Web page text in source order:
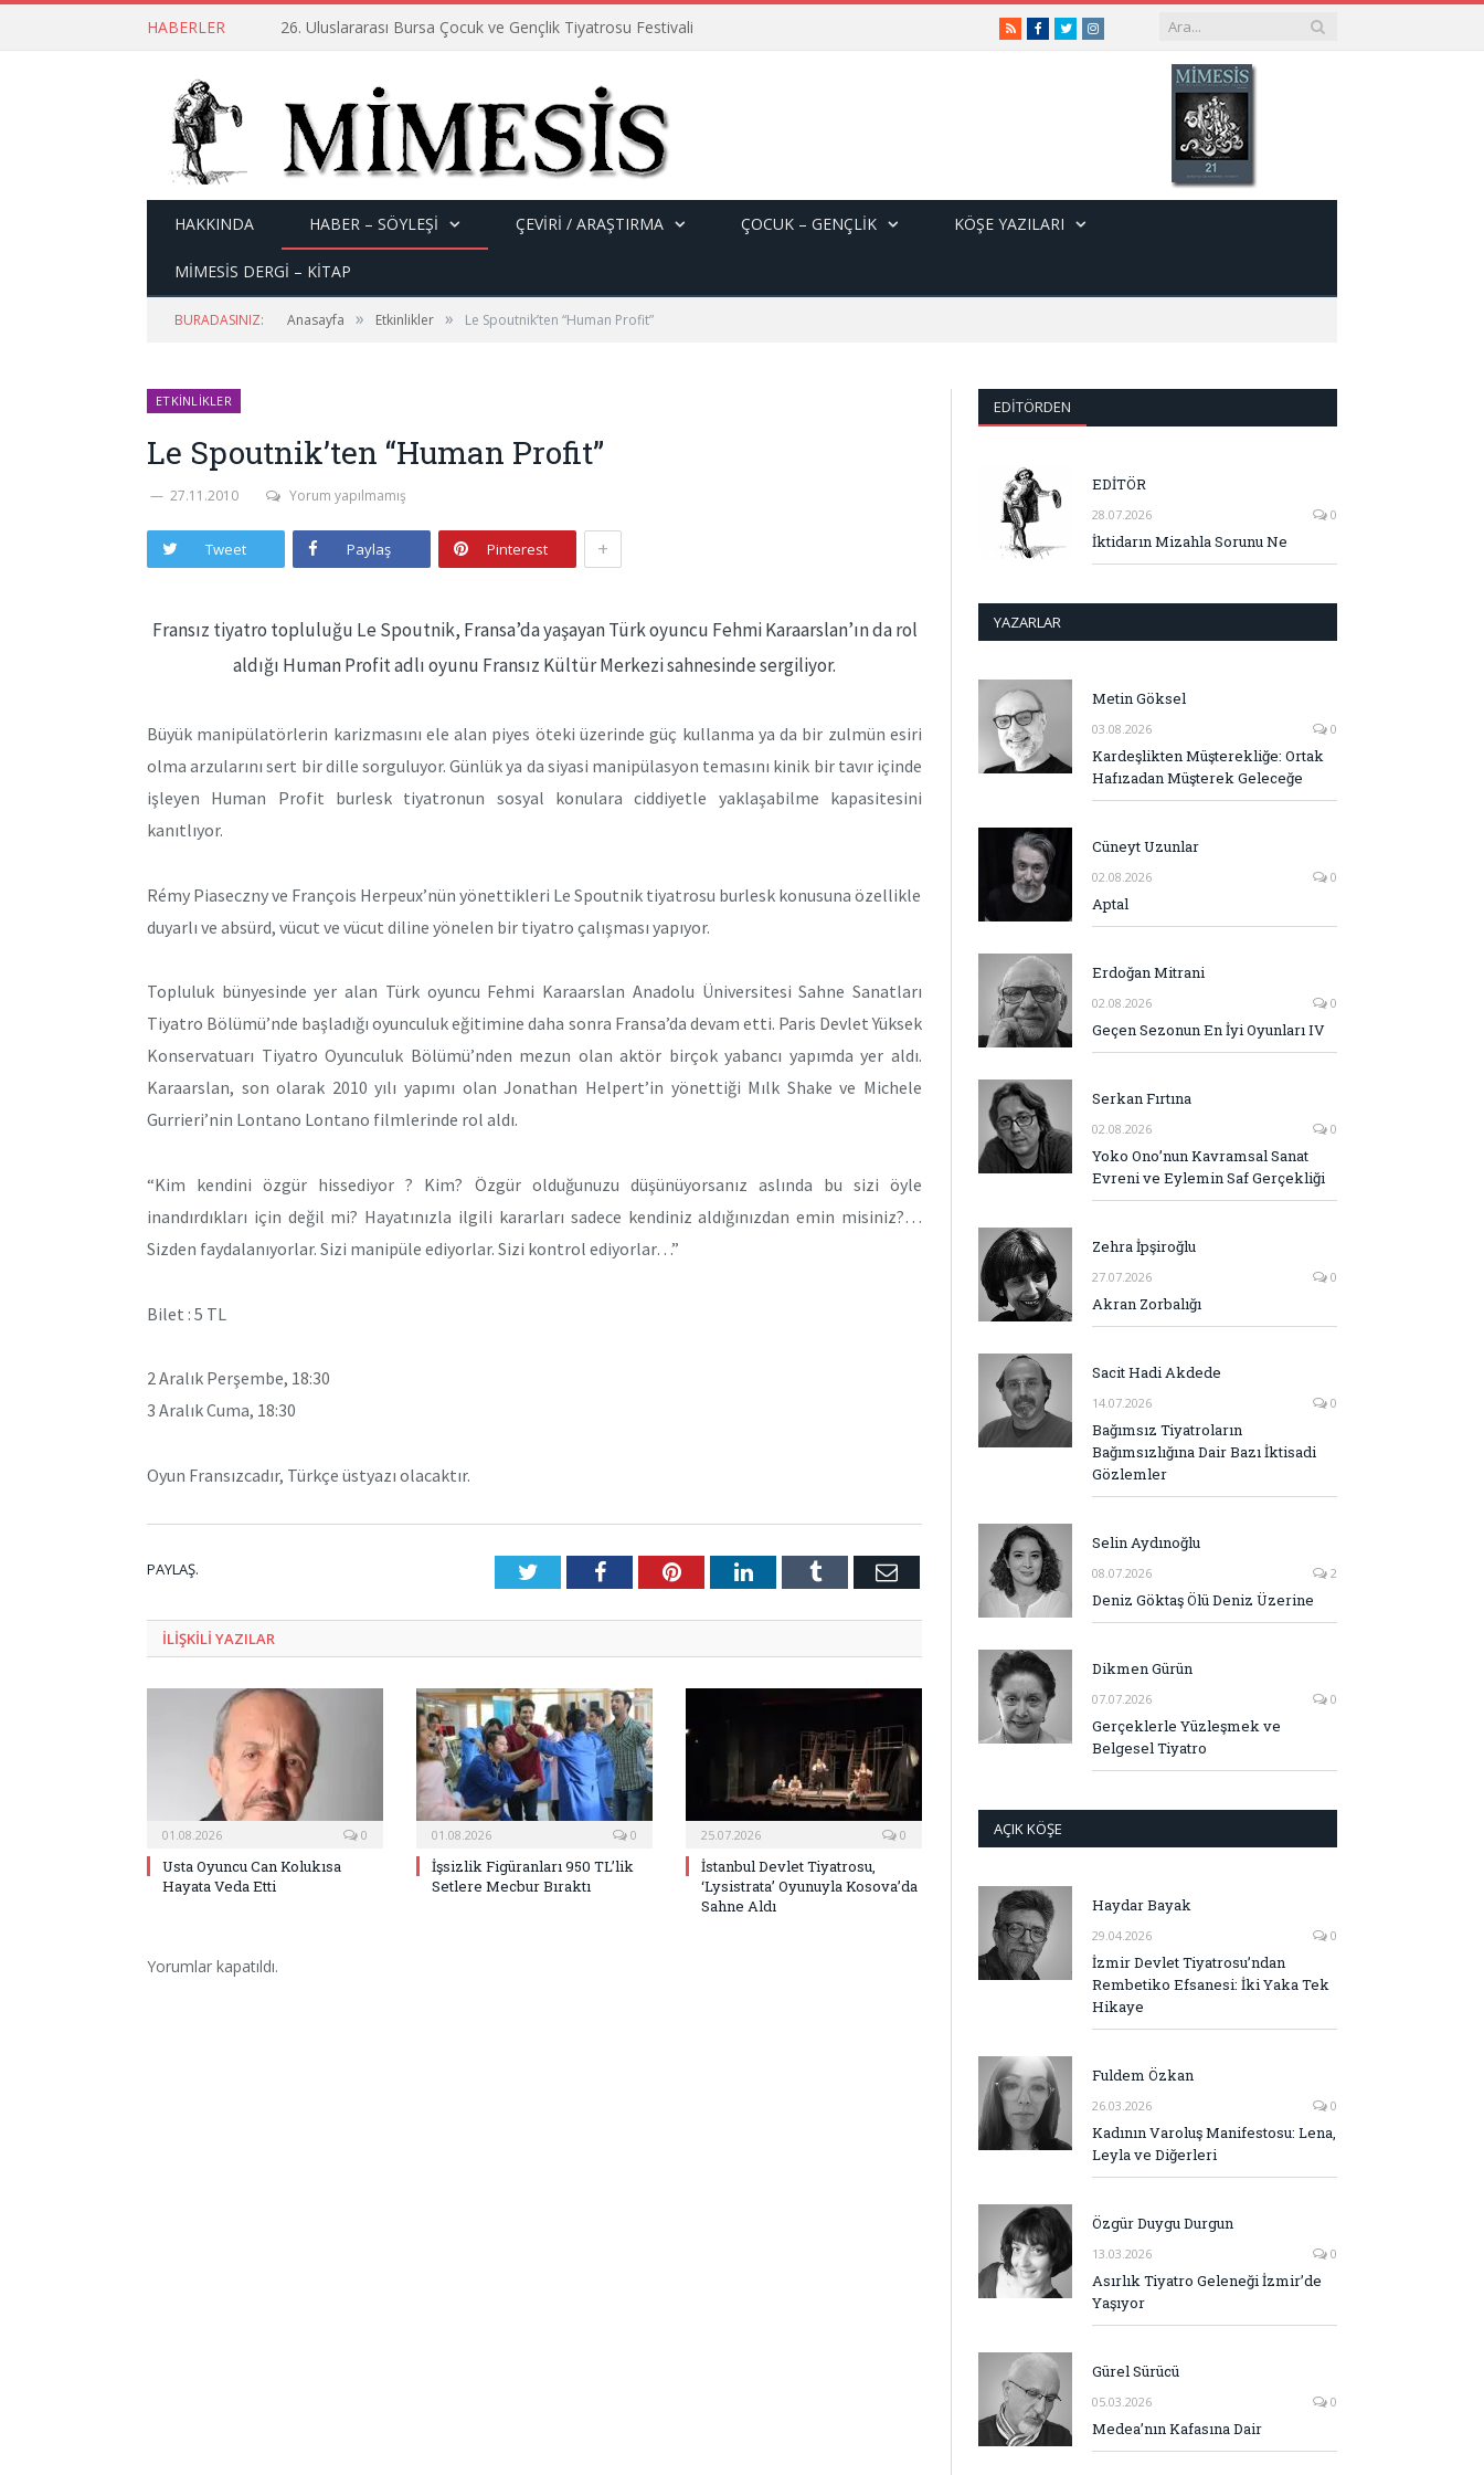
HABERLER 26. Uluslararası Bursa Çocuk ve Gençlik Tiyatrosu Festivali RSSFacebook
TwitterInstagram
HAKKINDA HABER – SÖYLEŞI ÇEVİRİ / ARAŞTIRMA ÇOCUK – GENÇLIK KÖŞE YAZILARI
MİMESİS DERGİ – KİTAP
BURADASINIZ: Anasayfa » Etkinlikler » Le Spoutnik’ten “Human Profit”
ETKINLIKLER
Le Spoutnik’ten “Human Profit”
27.11.2010 Yorum yapılmamış
Tweet Paylaş Pinterest +
Fransız tiyatro topluluğu Le Spoutnik, Fransa’da yaşayan Türk oyuncu Fehmi Karaarslan’ın da rol
aldığı Human Profit adlı oyunu Fransız Kültür Merkezi sahnesinde sergiliyor.
Büyük manipülatörlerin karizmasını ele alan piyes öteki üzerinde güç kullanma ya da bir zulmün esiri
olma arzularını sert bir dille sorguluyor. Günlük ya da siyasi manipülasyon temasını kinik bir tavır içinde
işleyen Human Profit burlesk tiyatronun sosyal konulara ciddiyetle yaklaşabilme kapasitesini
kanıtlıyor.
Rémy Piaseczny ve François Herpeux’nün yönettikleri Le Spoutnik tiyatrosu burlesk konusuna özellikle
duyarlı ve absürd, vücut ve vücut diline yönelen bir tiyatro çalışması yapıyor.
Topluluk bünyesinde yer alan Türk oyuncu Fehmi Karaarslan Anadolu Üniversitesi Sahne Sanatları
Tiyatro Bölümü’nde başladığı oyunculuk eğitimine daha sonra Fransa’da devam etti. Paris Devlet Yüksek
Konservatuarı Tiyatro Oyunculuk Bölümü’nden mezun olan aktör birçok yabancı yapımda yer aldı.
Karaarslan, son olarak 2010 yılı yapımı olan Jonathan Helpert’in yönettiği Mılk Shake ve Michele
Gurrieri’nin Lontano Lontano filmlerinde rol aldı.
“Kim kendini özgür hissediyor ? Kim? Özgür olduğunuzu düşünüyorsanız aslında bu sizi öyle
inandırdıkları için değil mi? Hayatınızla ilgili kararları sadece kendiniz aldığınızdan emin misiniz?…
Sizden faydalanıyorlar. Sizi manipüle ediyorlar. Sizi kontrol ediyorlar…”
Bilet : 5 TL
2 Aralık Perşembe, 18:30
3 Aralık Cuma, 18:30
Oyun Fransızcadır, Türkçe üstyazı olacaktır.
PAYLAŞ. TwitterFacebookPinterestLinkedInTumblr E-
ILIŞKILI YAZILAR
01.08.2026 0
Usta Oyuncu Can Kolukısa
Hayata Veda Etti
01.08.2026 0
İşsizlik Figüranları 950 TL’lik
Setlere Mecbur Bıraktı
25.07.2026 0
İstanbul Devlet Tiyatrosu,
‘Lysistrata’ Oyunuyla Kosova’da
Sahne Aldı
Yorumlar kapatıldı.
EDITÖRDEN
EDİTÖR
28.07.2026 0
İktidarın Mizahla Sorunu Ne
YAZARLAR
Metin Göksel
03.08.2026 0
Kardeşlikten Müşterekliğe: Ortak
Hafızadan Müşterek Geleceğe
Cüneyt Uzunlar
02.08.2026 0
Aptal
Erdoğan Mitrani
02.08.2026 0
Geçen Sezonun En İyi Oyunları IV
Serkan Fırtına
02.08.2026 0
Yoko Ono’nun Kavramsal Sanat
Evreni ve Eylemin Saf Gerçekliği
Zehra İpşiroğlu
27.07.2026 0
Akran Zorbalığı
Sacit Hadi Akdede
14.07.2026 0
Bağımsız Tiyatroların
Bağımsızlığına Dair Bazı İktisadi
Gözlemler
Selin Aydınoğlu
08.07.2026 2
Deniz Göktaş Ölü Deniz Üzerine
Dikmen Gürün
07.07.2026 0
Gerçeklerle Yüzleşmek ve
Belgesel Tiyatro
AÇIK KÖŞE
Haydar Bayak
29.04.2026 0
İzmir Devlet Tiyatrosu’ndan
Rembetiko Efsanesi: İki Yaka Tek
Hikaye
Fuldem Özkan
26.03.2026 0
Kadının Varoluş Manifestosu: Lena,
Leyla ve Diğerleri
Özgür Duygu Durgun
13.03.2026 0
Asırlık Tiyatro Geleneği İzmir’de
Yaşıyor
Gürel Sürücü
05.03.2026 0
Medea’nın Kafasına Dair